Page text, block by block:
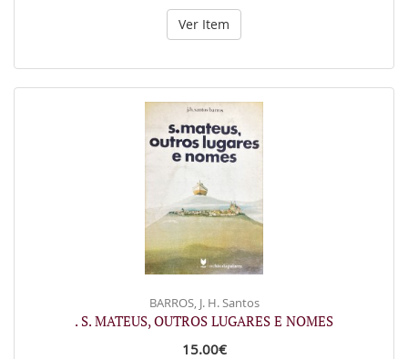
Ver Item
BARROS, J. H. Santos
. S. MATEUS, OUTROS LUGARES E NOMES
15.00€